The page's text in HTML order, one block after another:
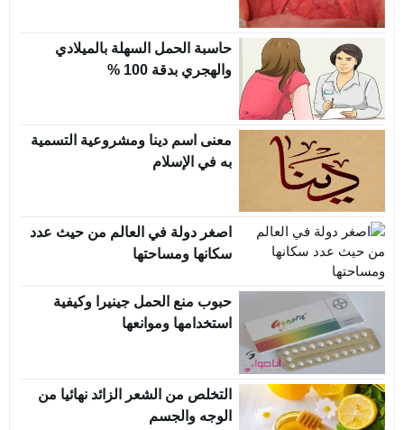
حاسبة الحمل السهلة بالميلادي
والهجري بدقة 100 %
معنى اسم دينا ومشروعية التسمية
به في الإسلام
اصغر دولة في العالم من حيث عدد
سكانها ومساحتها
حبوب منع الحمل جينيرا وكيفية
استخدامها وموانعها
التخلص من الشعر الزائد نهائيا من
الوجه والجسم